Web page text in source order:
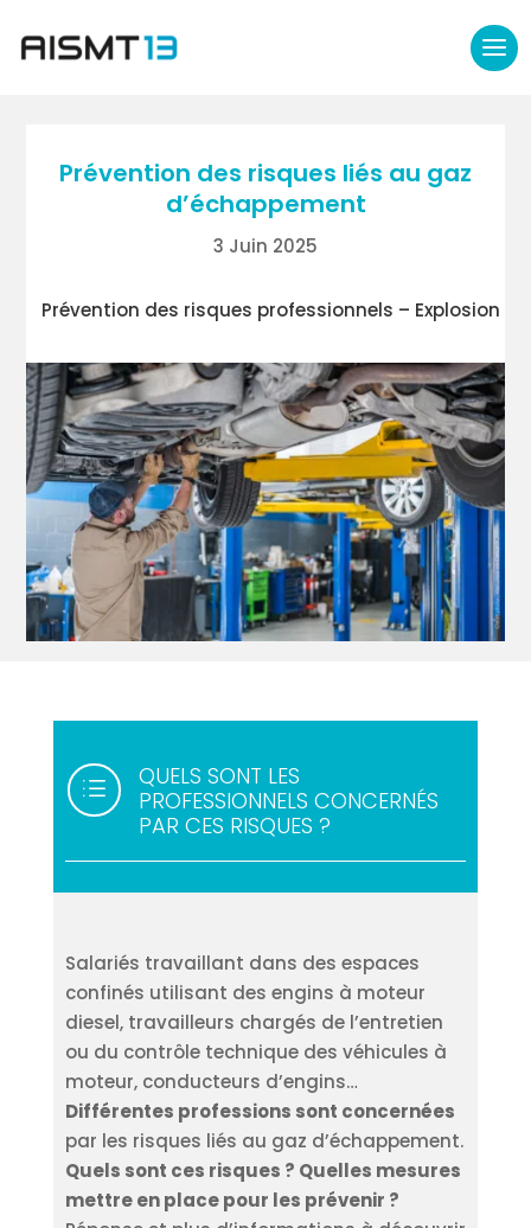
Prévention des risques liés au gaz
d’échappement
3 Juin 2025
Prévention des risques professionnels – Explosion
d
QUELS SONT LES
PROFESSIONNELS CONCERNÉS
PAR CES RISQUES ?
Salariés travaillant dans des espaces
confinés utilisant des engins à moteur
diesel, travailleurs chargés de l’entretien
ou du contrôle technique des véhicules à
moteur, conducteurs d’engins…
Différentes professions sont concernées
par les risques liés au gaz d’échappement.
Quels sont ces risques ? Quelles mesures
mettre en place pour les prévenir ?